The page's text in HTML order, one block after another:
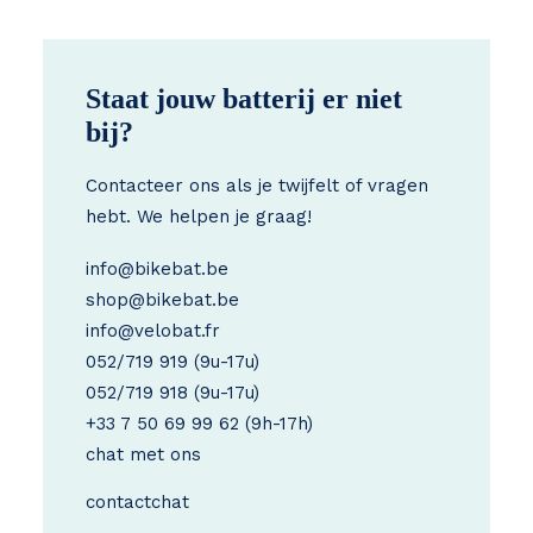
Staat jouw batterij er niet
bij?
Contacteer ons als je twijfelt of vragen
hebt. We helpen je graag!
info@bikebat.be
shop@bikebat.be
info@velobat.fr
052/719 919 (9u-17u)
052/719 918 (9u-17u)
+33 7 50 69 99 62 (9h-17h)
chat met ons
contactchat